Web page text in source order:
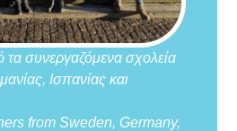
τα συνεργαζόμενα σχολεία
Ισπανίας και
from Sweden, Germany,